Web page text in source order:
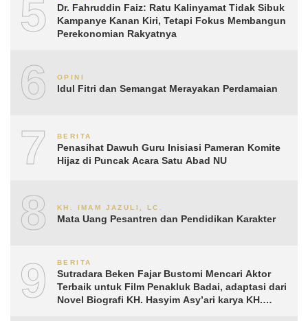
5
Dr. Fahruddin Faiz: Ratu Kalinyamat Tidak Sibuk
Kampanye Kanan Kiri, Tetapi Fokus Membangun
Perekonomian Rakyatnya
6 OPINI
Idul Fitri dan Semangat Merayakan Perdamaian
7 BERITA
Penasihat Dawuh Guru Inisiasi Pameran Komite
Hijaz di Puncak Acara Satu Abad NU
8 KH. IMAM JAZULI, LC.
Mata Uang Pesantren dan Pendidikan Karakter
9 BERITA
Sutradara Beken Fajar Bustomi Mencari Aktor
Terbaik untuk Film Penakluk Badai, adaptasi dari
Novel Biografi KH. Hasyim Asy’ari karya KH.